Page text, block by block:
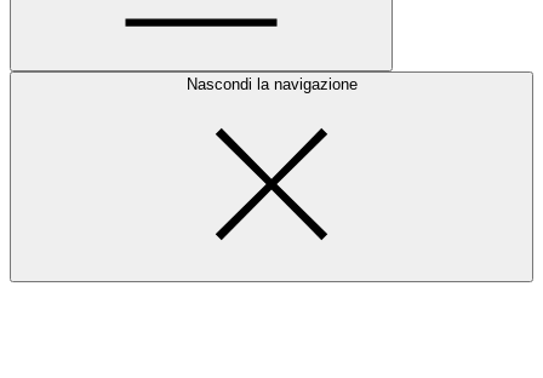
Nascondi la navigazione